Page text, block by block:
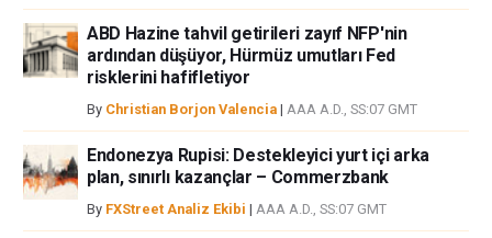
ABD Hazine tahvil getirileri zayıf NFP'nin
ardından düşüyor, Hürmüz umutları Fed
risklerini hafifletiyor
By Christian Borjon Valencia | AAA A.D., SS:07 GMT
Endonezya Rupisi: Destekleyici yurt içi arka
plan, sınırlı kazançlar – Commerzbank
By FXStreet Analiz Ekibi | AAA A.D., SS:07 GMT